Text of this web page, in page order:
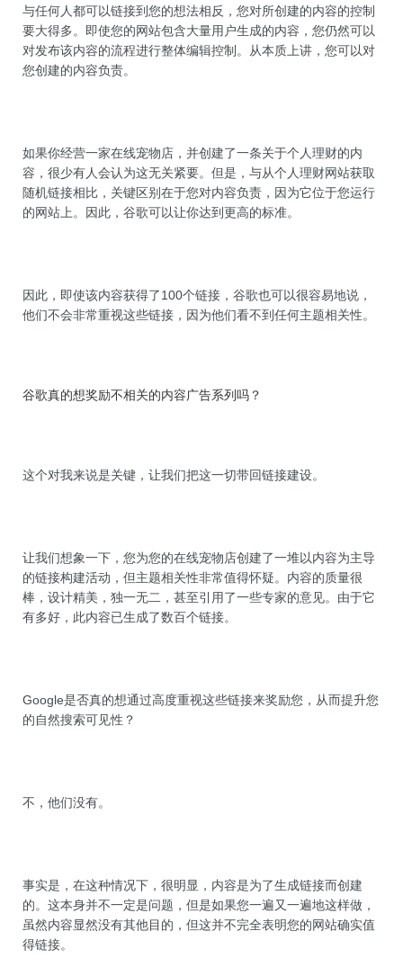
与任何人都可以链接到您的想法相反，您对所创建的内容的控制
要大得多。即使您的网站包含大量用户生成的内容，您仍然可以
对发布该内容的流程进行整体编辑控制。从本质上讲，您可以对
您创建的内容负责。
如果你经营一家在线宠物店，并创建了一条关于个人理财的内
容，很少有人会认为这无关紧要。但是，与从个人理财网站获取
随机链接相比，关键区别在于您对内容负责，因为它位于您运行
的网站上。因此，谷歌可以让你达到更高的标准。
因此，即使该内容获得了100个链接，谷歌也可以很容易地说，
他们不会非常重视这些链接，因为他们看不到任何主题相关性。
谷歌真的想奖励不相关的内容广告系列吗？
这个对我来说是关键，让我们把这一切带回链接建设。
让我们想象一下，您为您的在线宠物店创建了一堆以内容为主导
的链接构建活动，但主题相关性非常值得怀疑。内容的质量很
棒，设计精美，独一无二，甚至引用了一些专家的意见。由于它
有多好，此内容已生成了数百个链接。
Google是否真的想通过高度重视这些链接来奖励您，从而提升您
的自然搜索可见性？
不，他们没有。
事实是，在这种情况下，很明显，内容是为了生成链接而创建
的。这本身并不一定是问题，但是如果您一遍又一遍地这样做，
虽然内容显然没有其他目的，但这并不完全表明您的网站确实值
得链接。